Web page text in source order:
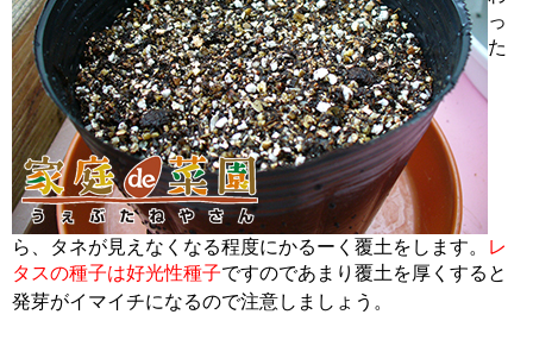
っ
た
ら、タネが見えなくなる程度にかるーく覆土をします。
レ
タスの種子は好光性種子ですのであまり覆土を厚くすると
発芽がイマイチになるので注意しましょう。